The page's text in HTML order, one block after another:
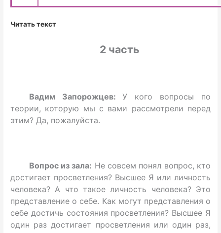
Читать текст
2 часть
Вадим Запорожцев:У кого вопросы по
теории, которую мы с вами рассмотрели перед
этим? Да, пожалуйста.
Вопрос из зала: Не совсем понял вопрос, кто
достигает просветления? Высшее Я или личность
человека? А что такое личность человека? Это
представление о себе. Как могут представления о
себе достичь состояния просветления? Высшее Я
один раз достигает просветления или один раз,